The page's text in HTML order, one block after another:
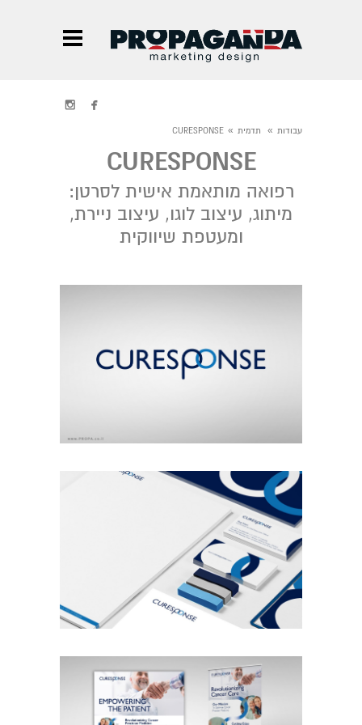


עבודות » תדמית »
CURESPONSE
CURESPONSE
רפואה מותאמת אישית לסרטן:
מיתוג, עיצוב לוגו, עיצוב ניירת,
ומעטפת שיווקית